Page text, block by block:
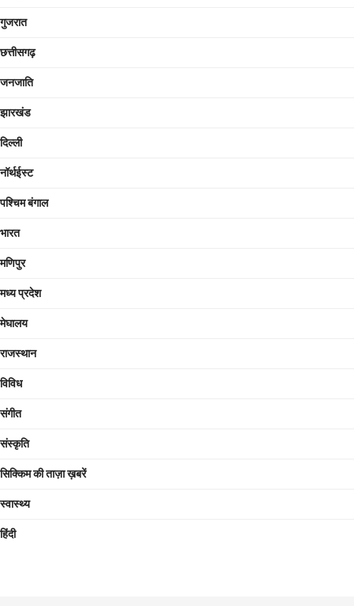
गुजरात
छत्तीसगढ़
जनजाति
झारखंड
दिल्ली
नॉर्थईस्ट
पश्चिम बंगाल
भारत
मणिपुर
मध्य प्रदेश
मेघालय
राजस्थान
विविध
संगीत
संस्कृति
सिक्किम की ताज़ा ख़बरें
स्वास्थ्य
हिंदी